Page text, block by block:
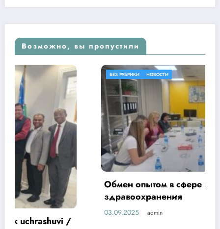
Возможно, вы пропустили
БЕЗ РУБРИКИ НОВОСТИ
Обмен опытом в сфере цифровизации
здравоохранения